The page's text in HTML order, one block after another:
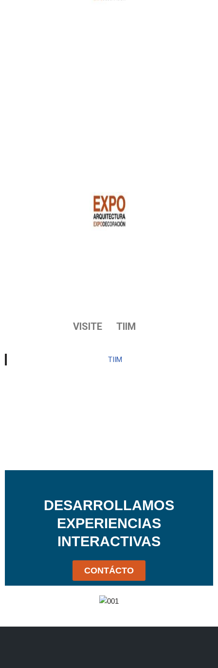
VISITE TIIM
TIIM
DESARROLLAMOS
EXPERIENCIAS
INTERACTIVAS
CONTÁCTO